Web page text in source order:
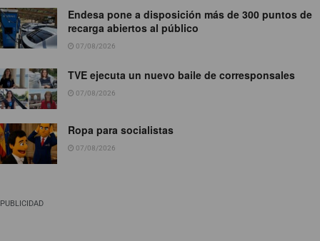
Endesa pone a disposición más de 300 puntos de
recarga abiertos al público
07/08/2026
TVE ejecuta un nuevo baile de corresponsales
07/08/2026
Ropa para socialistas
07/08/2026
PUBLICIDAD